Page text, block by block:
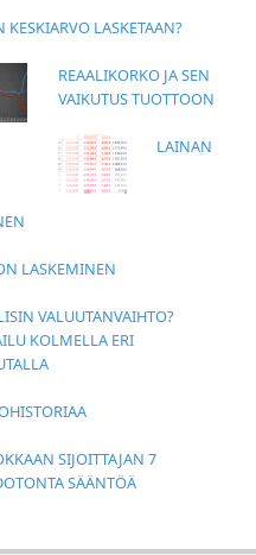
KESKIARVO LASKETAAN?
REAALIKORKO JA SEN
VAIKUTUS TUOTTOON
LAINAN
LASKEMINEN
VALUUTANVAIHTO?
KOLMELLA ERI
SIJOITTAJAN 7
SÄÄNTÖÄ